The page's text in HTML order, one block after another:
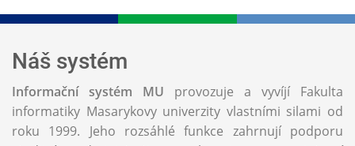
Náš systém
Informační systém MU provozuje a vyvíjí Fakulta
informatiky Masarykovy univerzity vlastními silami od
roku 1999. Jeho rozsáhlé funkce zahrnují podporu